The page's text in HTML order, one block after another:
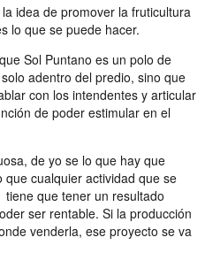
idea de promover la fruticultura
lo que se puede hacer.
Sol Puntano es un polo de
adentro del predio, sino que
con los intendentes y articular
de poder estimular en el
de yo se lo que hay que
que cualquier actividad que se
que tener un resultado
ser rentable. Si la producción
venderla, ese proyecto se va